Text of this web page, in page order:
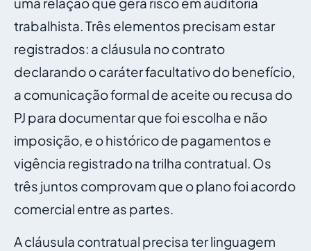
trabalhista. Três elementos precisam estar
registrados: a cláusula no contrato
declarando o caráter facultativo do benefício,
a comunicação formal de aceite ou recusa do
PJ para documentar que foi escolha e não
imposição, e o histórico de pagamentos e
vigência registrado na trilha contratual. Os
três juntos comprovam que o plano foi acordo
comercial entre as partes.
A cláusula contratual precisa ter linguagem